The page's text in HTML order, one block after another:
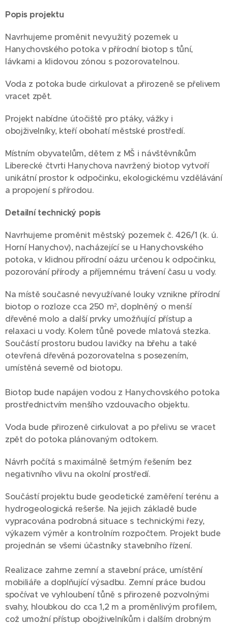
Popis projektu
Navrhujeme proměnit nevyužitý pozemek u
Hanychovského potoka v přírodní biotop s tůní,
lávkami a klidovou zónou s pozorovatelnou.
Voda z potoka bude cirkulovat a přirozeně se přelivem
vracet zpět.
Projekt nabídne útočiště pro ptáky, vážky i
obojživelníky, kteří obohatí městské prostředí.
Místním obyvatelům, dětem z MŠ i návštěvníkům
Liberecké čtvrti Hanychova navržený biotop vytvoří
unikátní prostor k odpočinku, ekologickému vzdělávání
a propojení s přírodou.
Detailní technický popis
Navrhujeme proměnit městský pozemek č. 426/1 (k. ú.
Horní Hanychov), nacházející se u Hanychovského
potoka, v klidnou přírodní oázu určenou k odpočinku,
pozorování přírody a příjemnému trávení času u vody.
Na místě současné nevyužívané louky vznikne přírodní
biotop o rozloze cca 250 m², doplněný o menší
dřevěné molo a další prvky umožňující přístup a
relaxaci u vody. Kolem tůně povede mlatová stezka.
Součástí prostoru budou lavičky na břehu a také
otevřená dřevěná pozorovatelna s posezením,
umístěná severně od biotopu.
Biotop bude napájen vodou z Hanychovského potoka
prostřednictvím menšího vzdouvacího objektu.
Voda bude přirozeně cirkulovat a po přelivu se vracet
zpět do potoka plánovaným odtokem.
Návrh počítá s maximálně šetrným řešením bez
negativního vlivu na okolní prostředí.
Součástí projektu bude geodetické zaměření terénu a
hydrogeologická rešerše. Na jejich základě bude
vypracována podrobná situace s technickými řezy,
výkazem výměr a kontrolním rozpočtem. Projekt bude
projednán se všemi účastníky stavebního řízení.
Realizace zahrne zemní a stavební práce, umístění
mobiliáře a doplňující výsadbu. Zemní práce budou
spočívat ve vyhloubení tůně s přirozeně pozvolnými
svahy, hloubkou do cca 1,2 m a proměnlivým profilem,
což umožní přístup obojživelníkům i dalším drobným